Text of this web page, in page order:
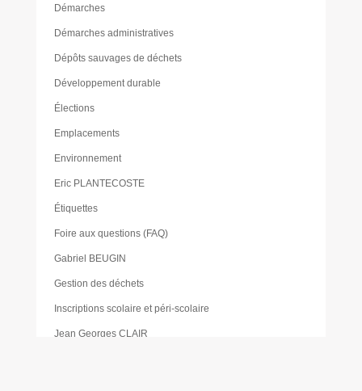
Démarches
Démarches administratives
Dépôts sauvages de déchets
Développement durable
Élections
Emplacements
Environnement
Eric PLANTECOSTE
Étiquettes
Foire aux questions (FAQ)
Gabriel BEUGIN
Gestion des déchets
Inscriptions scolaire et péri-scolaire
Jean Georges CLAIR